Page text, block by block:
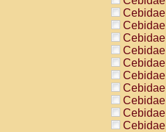
Cebidae
Cebidae
Cebidae
Cebidae
Cebidae
Cebidae
Cebidae
Cebidae
Cebidae
Cebidae